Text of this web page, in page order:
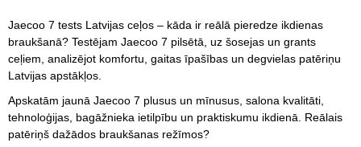
Jaecoo 7 tests Latvijas ceļos – kāda ir reālā pieredze ikdienas
braukšanā? Testējam Jaecoo 7 pilsētā, uz šosejas un grants
ceļiem, analizējot komfortu, gaitas īpašības un degvielas patēriņu
Latvijas apstākļos.
Apskatām jaunā Jaecoo 7 plusus un mīnusus, salona kvalitāti,
tehnoloģijas, bagāžnieka ietilpību un praktiskumu ikdienā. Reālais
patēriņš dažādos braukšanas režīmos?